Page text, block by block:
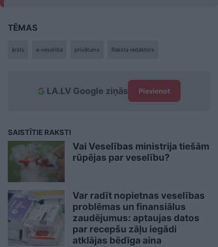
TĒMAS
ārsts e-veselība privātums Raksta redaktors
LA.LV Google ziņās Pievienot
SAISTĪTIE RAKSTI
Vai Veselības ministrija tiešām
rūpējas par veselību?
Var radīt nopietnas veselības
problēmas un finansiālus
zaudējumus: aptaujas datos
par recepšu zāļu iegādi
atklājas bēdīga aina